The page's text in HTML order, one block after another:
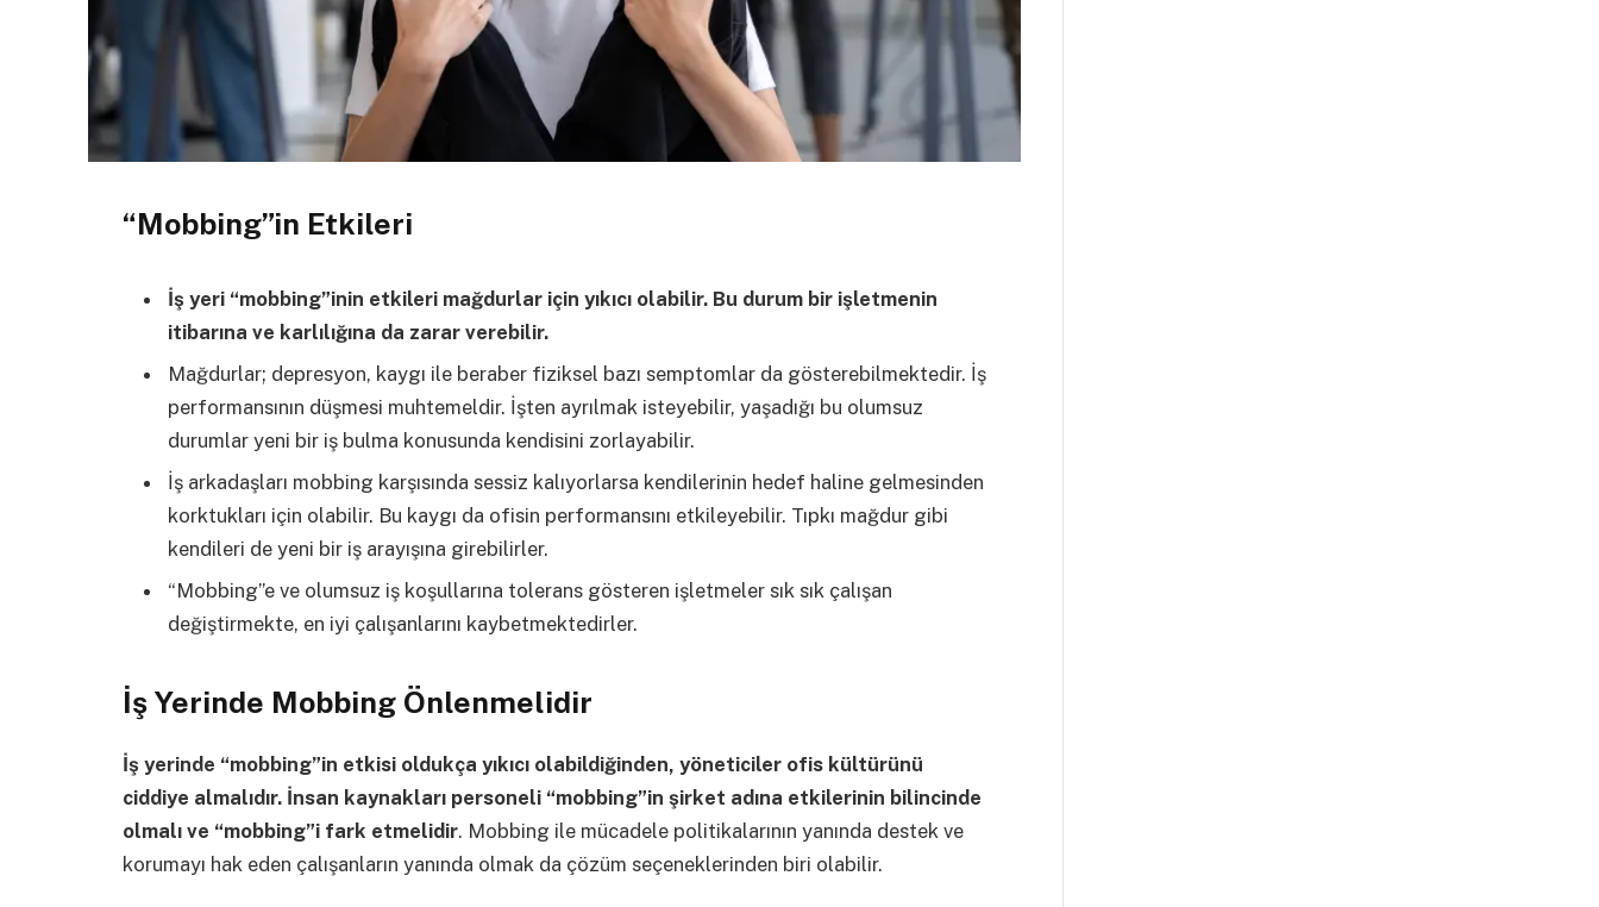
“Mobbing”in Etkileri
İş yeri “mobbing”inin etkileri mağdurlar için yıkıcı olabilir. Bu durum bir işletmenin
itibarına ve karlılığına da zarar verebilir.
Mağdurlar; depresyon, kaygı ile beraber fiziksel bazı semptomlar da gösterebilmektedir. İş
performansının düşmesi muhtemeldir. İşten ayrılmak isteyebilir, yaşadığı bu olumsuz
durumlar yeni bir iş bulma konusunda kendisini zorlayabilir.
İş arkadaşları mobbing karşısında sessiz kalıyorlarsa kendilerinin hedef haline gelmesinden
korktukları için olabilir. Bu kaygı da ofisin performansını etkileyebilir. Tıpkı mağdur gibi
kendileri de yeni bir iş arayışına girebilirler.
“Mobbing”e ve olumsuz iş koşullarına tolerans gösteren işletmeler sık sık çalışan
değiştirmekte, en iyi çalışanlarını kaybetmektedirler.
İş Yerinde Mobbing Önlenmelidir
İş yerinde “mobbing”in etkisi oldukça yıkıcı olabildiğinden, yöneticiler ofis kültürünü
ciddiye almalıdır. İnsan kaynakları personeli “mobbing”in şirket adına etkilerinin bilincinde
olmalı ve “mobbing”i fark etmelidir. Mobbing ile mücadele politikalarının yanında destek ve
korumayı hak eden çalışanların yanında olmak da çözüm seçeneklerinden biri olabilir.